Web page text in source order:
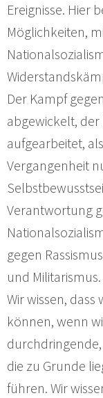
Ereignisse. Hier
Möglichkeiten,
Der Kampf
abgewickelt,
aufgearbeitet,
Vergangenheit
Verantwortung
gegen
und Militarismus.
Wir wissen,
können, wenn
die zu Grunde
führen. Wir